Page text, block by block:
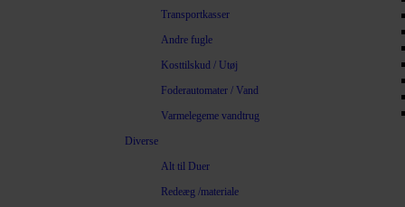
Transportkasser
Andre fugle
Kosttilskud / Utøj
Foderautomater / Vand
Varmelegeme vandtrug
Diverse
Alt til Duer
Redeæg /materiale